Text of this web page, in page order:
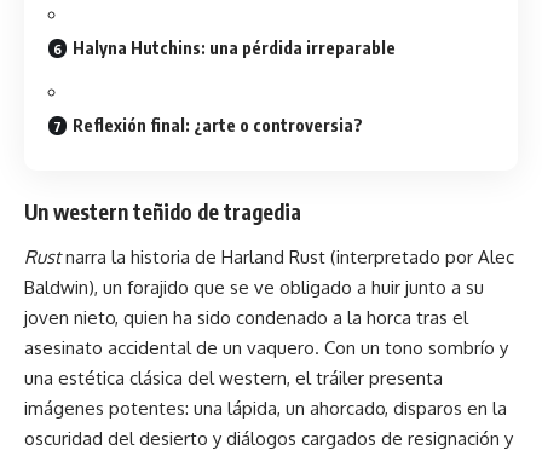
Halyna Hutchins: una pérdida irreparable
Reflexión final: ¿arte o controversia?
Un western teñido de tragedia
Rustnarra la historia de Harland Rust (interpretado por Alec
Baldwin), un forajido que se ve obligado a huir junto a su
joven nieto, quien ha sido condenado a la horca tras el
asesinato accidental de un vaquero. Con un tono sombrío y
una estética clásica del western, el tráiler presenta
imágenes potentes: una lápida, un ahorcado, disparos en la
oscuridad del desierto y diálogos cargados de resignación y